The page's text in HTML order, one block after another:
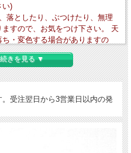
い)
落としたり、ぶつけたり、無理
すので、お気をつけ下さい。 天
・変色する場合がありますの
料】
きを見る ▼
受注翌日から3営業日以内の発